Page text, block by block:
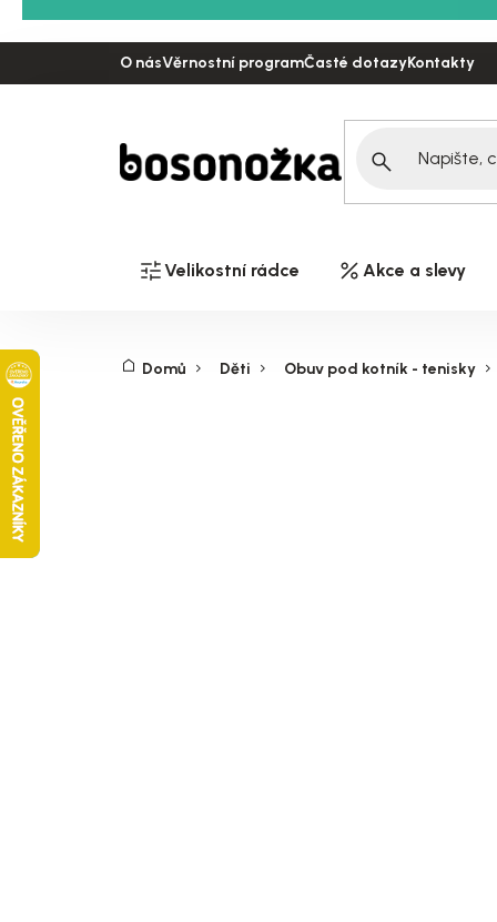
na
O násVěrnostní programČasté dotazyKontakty
Velikostní rádce Akce a slevy
Domů Děti Obuv pod kotník - tenisky